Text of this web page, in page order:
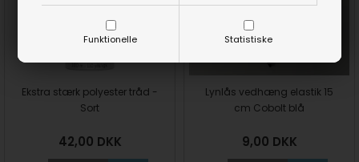
Funktionelle Statistiske
Ekstra stærk polyester tråd -
Sort
42,00 DKK
Lynlås vedhæng elastik 15
cm Cobolt blå
9,00 DKK